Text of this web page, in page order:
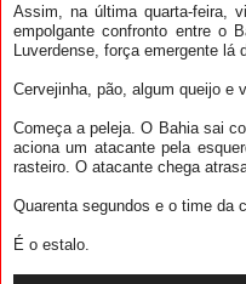
Assim, na última quarta-feira,
empolgante confronto entre o
Luverdense, força emergente lá
Cervejinha, pão, algum queijo e
Começa a peleja. O Bahia sai
aciona um atacante pela
rasteiro. O atacante chega
Quarenta segundos e o time da
É o estalo.